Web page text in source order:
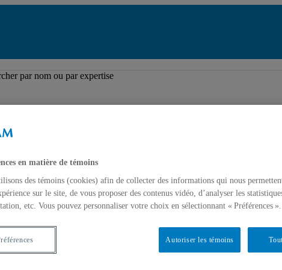
par nom ou par expertise
en matière de témoins
des témoins (cookies) afin de collecter des informations qui nous
sur le site, de vous proposer des contenus vidéo, d’analyser les
etc. Vous pouvez personnaliser votre choix en sélectionnant « Préférences ».
Autoriser les témoins